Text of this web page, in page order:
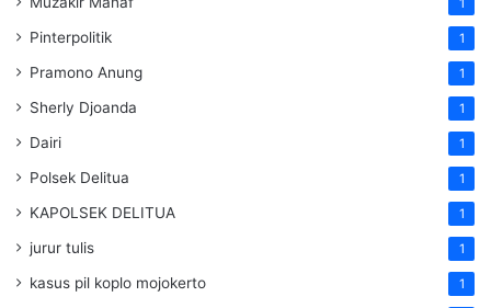
1
Pinterpolitik 1
Pramono Anung 1
Sherly Djoanda 1
Dairi 1
Polsek Delitua 1
KAPOLSEK DELITUA 1
jurur tulis 1
kasus pil koplo mojokerto 1